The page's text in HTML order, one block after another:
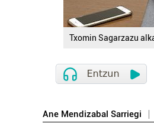
Txomin Sagarzazu
Ane Mendizabal Sarriegi